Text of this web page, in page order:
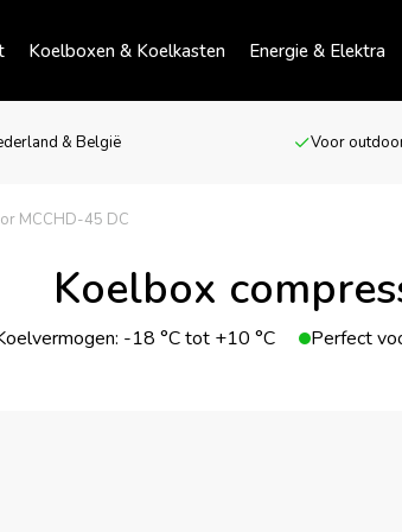
Koelboxen & Koelkasten Energie & Elektra
& België Voor
MCCHD-45 DC
Koelbox
-18 °C tot +10 °C Perfect